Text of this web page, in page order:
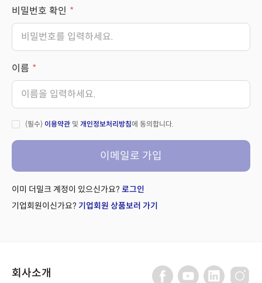
비밀번호 확인
이름
(필수) 이용약관 및 개인정보처리방침에 동의합니다.
이메일로 가입
이미 더밀크 계정이 있으신가요? 로그인
기업회원이신가요? 기업회원 상품보러 가기
회사소개